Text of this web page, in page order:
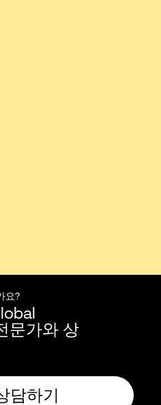
요?
문가와 상
담하기